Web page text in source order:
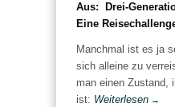
Aus: Drei-
Eine
Manchmal ist es ja
sich alleine zu
man einen Zustand,
ist: Weiterlesen →